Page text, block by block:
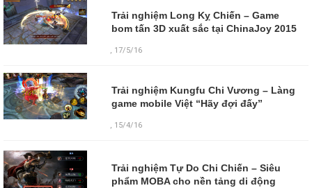
Trải nghiệm Long Kỵ Chiến – Game
bom tấn 3D xuất sắc tại ChinaJoy 2015
, 17/5/16
Trải nghiệm Kungfu Chi Vương – Làng
game mobile Việt “Hãy đợi đấy”
, 15/4/16
Trải nghiệm Tự Do Chi Chiến – Siêu
phẩm MOBA cho nền tảng di động